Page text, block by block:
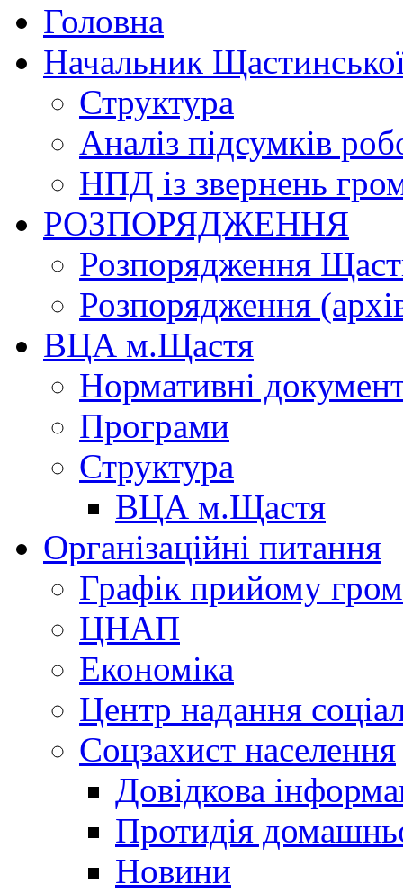
Головна
Начальник
Структура
Аналіз підсумків
НПД із звернень
РОЗПОРЯДЖЕННЯ
Розпорядження
Розпорядження
ВЦА м.Щастя
Нормативні
Програми
Структура
ВЦА м.Щастя
Організаційні питання
Графік прийому
ЦНАП
Економіка
Центр надання
Соцзахист населення
Довідкова
Протидія
Новини